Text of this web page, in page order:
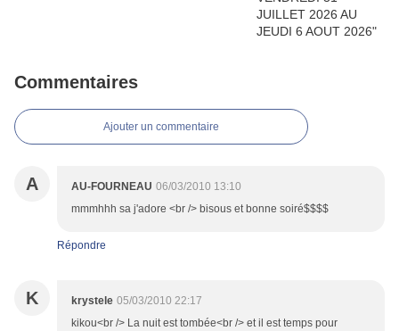
Commentaires
Ajouter un commentaire
A AU-FOURNEAU 06/03/2010 13:10
mmmhhh sa j'adore <br /> bisous et bonne soiré$$$$
Répondre
K krystele 05/03/2010 22:17
kikou<br /> La nuit est tombée<br /> et il est temps pour